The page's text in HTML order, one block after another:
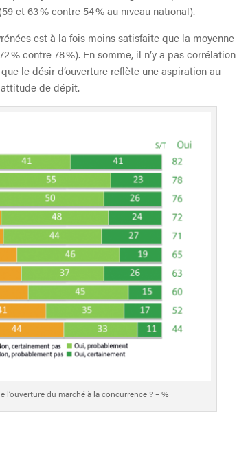
et 63 % contre 54 % au niveau national).
est à la fois moins satisfaite que la moyenne
% contre 78 %). En somme, il n’y a pas corrélation
le désir d’ouverture reflète une aspiration au
de dépit.
du marché à la concurrence ? – %